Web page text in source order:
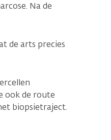
Na de
de arts precies
ook de route
biopsietraject.